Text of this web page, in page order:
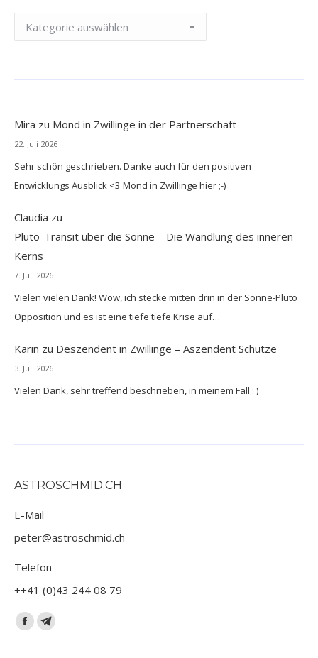
Kategorien
Mira zu Mond in Zwillinge in der Partnerschaft
22. Juli 2026
Sehr schön geschrieben. Danke auch für den positiven
Entwicklungs Ausblick <3 Mond in Zwillinge hier ;-)
Claudia zu
Pluto-Transit über die Sonne – Die Wandlung des inneren
Kerns
7. Juli 2026
Vielen vielen Dank! Wow, ich stecke mitten drin in der Sonne-Pluto
Opposition und es ist eine tiefe tiefe Krise auf…
Karin zu Deszendent in Zwillinge – Aszendent Schütze
3. Juli 2026
Vielen Dank, sehr treffend beschrieben, in meinem Fall : )
ASTROSCHMID.CH
E-Mail
peter@astroschmid.ch
Telefon
++41 (0)43 244 08 79
Finden Sie uns auf:
FacebookTelegram